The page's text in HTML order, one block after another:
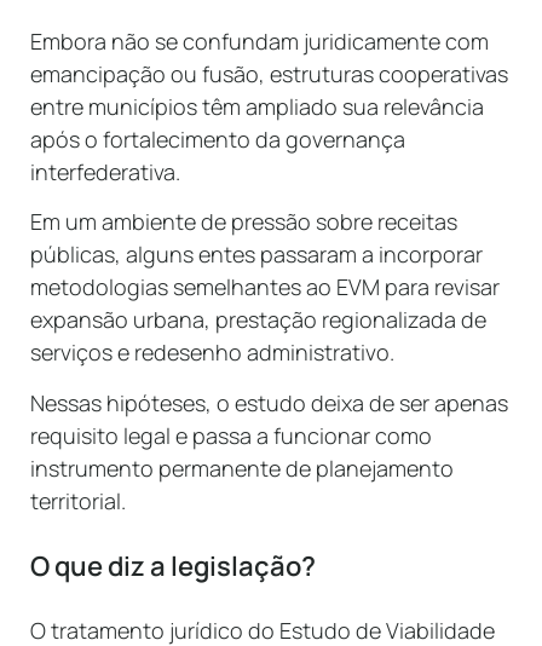
Embora não se confundam juridicamente com
emancipação ou fusão, estruturas cooperativas
entre municípios têm ampliado sua relevância
após o fortalecimento da governança
interfederativa.
Em um ambiente de pressão sobre receitas
públicas, alguns entes passaram a incorporar
metodologias semelhantes ao EVM para revisar
expansão urbana, prestação regionalizada de
serviços e redesenho administrativo.
Nessas hipóteses, o estudo deixa de ser apenas
requisito legal e passa a funcionar como
instrumento permanente de planejamento
territorial.
O que diz a legislação?
O tratamento jurídico do Estudo de Viabilidade